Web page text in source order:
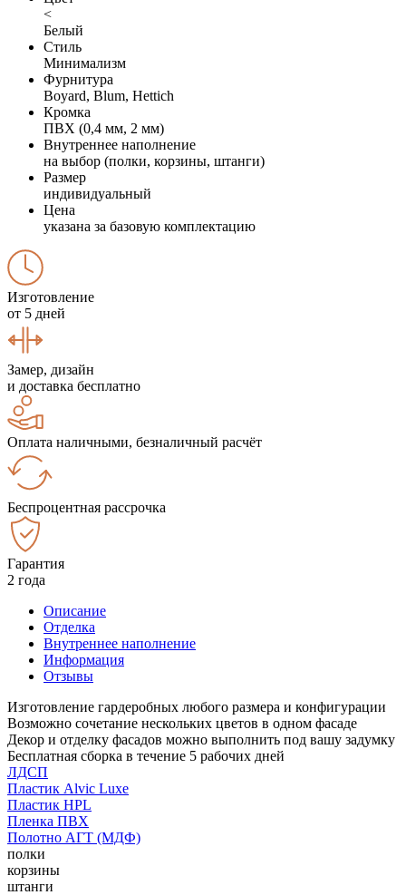
<
Белый
Стиль
Минимализм
Фурнитура
Boyard, Blum, Hettich
Кромка
ПВХ (0,4 мм, 2 мм)
Внутреннее наполнение
на выбор (полки, корзины, штанги)
Размер
индивидуальный
Цена
указана за базовую комплектацию
Изготовление
от 5 дней
Замер, дизайн
и доставка бесплатно
Оплата наличными, безналичный расчёт
Беспроцентная рассрочка
Гарантия
2 года
Описание
Отделка
Внутреннее наполнение
Информация
Отзывы
Изготовление гардеробных любого размера и конфигурации
Возможно сочетание нескольких цветов в одном фасаде
Декор и отделку фасадов можно выполнить под вашу задумку
Бесплатная сборка в течение 5 рабочих дней
ЛДСП
Пластик Alvic Luxe
Пластик HPL
Пленка ПВХ
Полотно АГТ (МДФ)
полки
корзины
штанги